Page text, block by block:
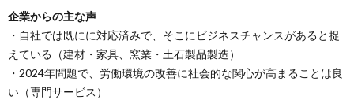
企業からの主な声
・自社では既にに対応済みで、そこにビジネスチャンスがあると捉
えている（建材・家具、窯業・土石製品製造）
・2024年問題で、労働環境の改善に社会的な関心が高まることは良
い（専門サービス）